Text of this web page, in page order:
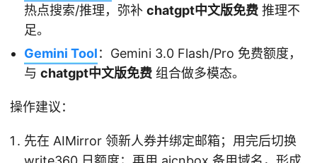
热点搜索/推理，弥补 chatgpt中文版免费 推理不
足。
Gemini Tool：Gemini 3.0 Flash/Pro 免费额度，
与 chatgpt中文版免费 组合做多模态。
操作建议：
先在 AIMirror 领新人券并绑定邮箱；用完后切换